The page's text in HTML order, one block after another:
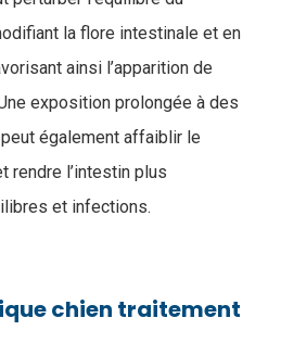
la flore intestinale et en
ainsi l’apparition de
exposition prolongée à des
également affaiblir le
rendre l’intestin plus
et infections.
chien traitement